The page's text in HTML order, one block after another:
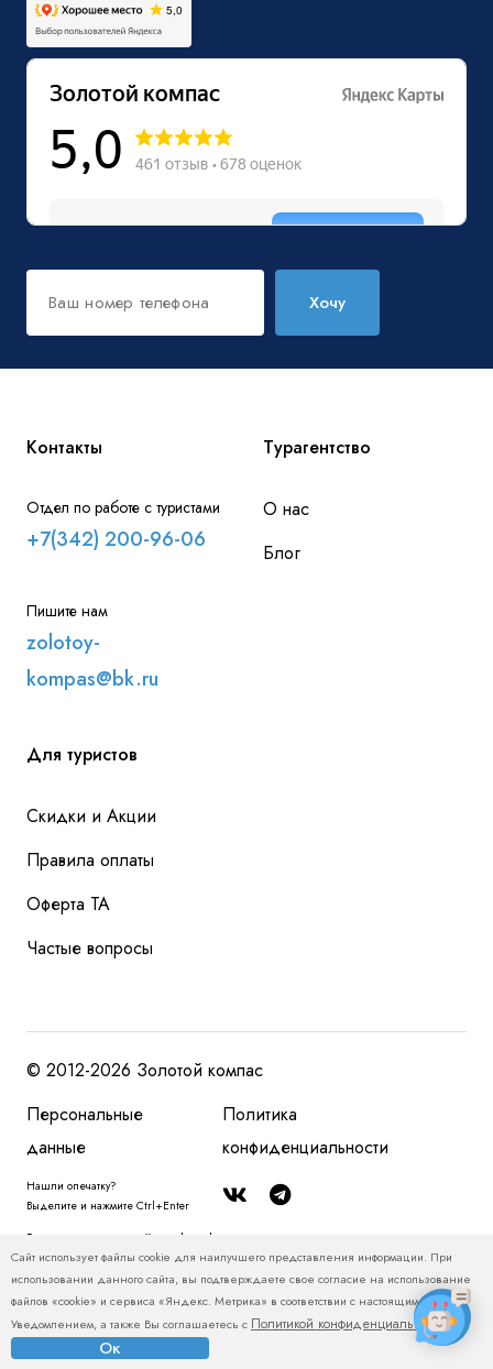
Хочу
Контакты
Отдел по работе с туристами
+7(342) 200-96-06
Пишите нам
zolotoy-
kompas@bk.ru
Турагентство
О нас
Блог
Для туристов
Скидки и Акции
Правила оплаты
Оферта ТА
Частые вопросы
© 2012-2026 Золотой компас
Персональные
данные
Политика
конфиденциальности
Нашли опечатку?
Выделите и нажмите Ctrl+Enter
Размещенная на сайте zolotoy-kompas.ru информация, в том числе, о
туристских продуктах и ценах на туристские продукты, относится
исключительно к рекламным и справочно-информационным материалам и
не является публичной офертой. Пожалуйста, уточняйте у менеджеров
актуальные цены и условия.
Сайт использует файлы cookie для наилучшего представления информации. При
использовании данного сайта, вы подтверждаете свое согласие на использование
файлов «cookie» и сервиса «Яндекс. Метрика» в соответствии с настоящим
Уведомлением, а также Вы соглашаетесь с Политикой конфиденциальности.
Ок